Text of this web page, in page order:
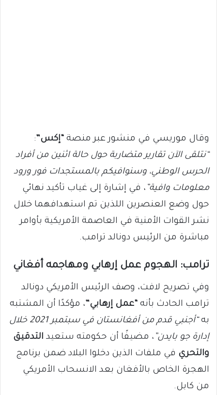
وقال موريسي في منشور عبر منصة “إكس”:
“نتلقى الآن تقارير متضاربة حول حالة اثنين من أفراد
الحرس الوطني، وسنوافيكم بالمستجدات فور ورود
معلومات وافية” ، في إشارة إلى غياب تأكيد نهائي
حول وضع العنصرين اللذين تم استهدافهما خلال
نشر القوات الأمنية في العاصمة الأمريكية بأوامر
مباشرة من الرئيس دونالد ترامب.
ترامب: الهجوم عمل إرهابي ومهاجمه أفغاني
وفي تصريح لافت، وصف الرئيس الأمريكي دونالد
ترامب الحادث بأنه “عمل إرهابي”، مؤكدًا أن المشتبه
به
“أجنبي قدم من أفغانستان في سبتمبر 2021 خلال
إدارة جو بايدن” ، مضيفًا أن حكومته ستعيد التدقيق
والتحري في ملفات الذين دخلوا البلاد ضمن برنامج
الهجرة الخاص بالأفغان بعد الانسحاب الأمريكي
من كابل.